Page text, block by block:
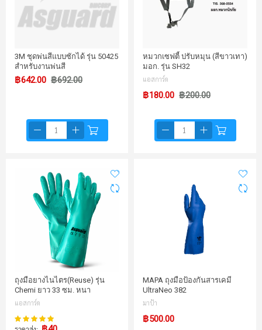
3M ชุดพ่นสีแบบซักได้ รุ่น 50425
สำหรับงานพ่นสี
฿642.00 ฿692.00
หมวกเซฟตี้ ปรับหมุน (สีขาวเทา)
มอก. รุ่น SH32
แอสการ์ด
฿180.00 ฿200.00
ถุงมือยางไนไตร(Reuse) รุ่น
Chemi ยาว 33 ซม. หนา
แอสการ์ด
คะแนน:
MAPA ถุงมือป้องกันสารเคมี
UltraNeo 382
มาป้า
฿500.00